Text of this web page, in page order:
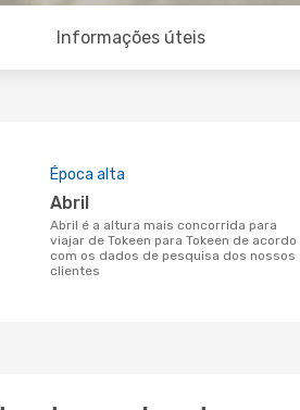
Informações úteis
Época alta
abril
abril é a altura mais concorrida para
viajar de Tokeen para Tokeen de acordo
com os dados de pesquisa dos nossos
clientes